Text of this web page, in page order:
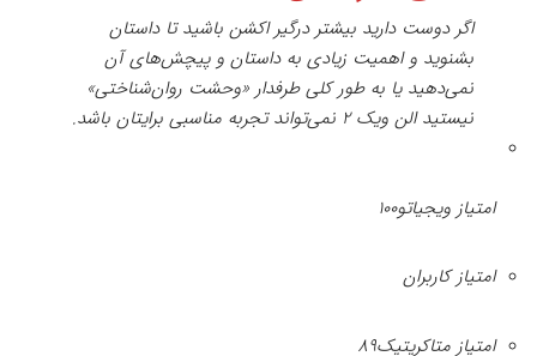
اگر دوست دارید بیشتر درگیر اکشن باشید تا داستان
بشنوید و اهمیت زیادی به داستان و پیچش‌های آن
نمی‌دهید یا به طور کلی طرفدار «وحشت روان‌شناختی»
نیستید الن ویک ۲ نمی‌تواند تجربه مناسبی برایتان باشد.
امتیاز ویجیاتو۱۰۰
امتیاز کاربران
امتیاز متاکریتیک۸۹